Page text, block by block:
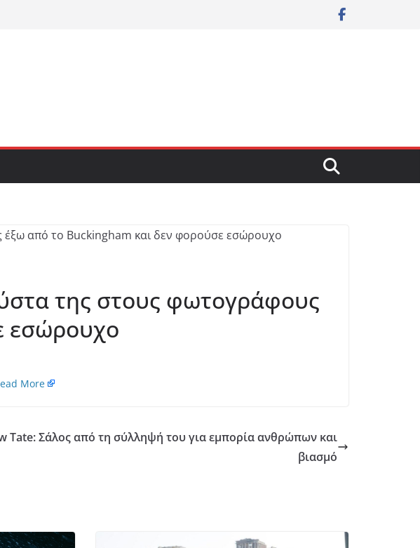
της στους φωτογράφους
εσώρουχο
More
Tate: Σάλος από τη σύλληψή του για εμπορία ανθρώπων και
βιασμό